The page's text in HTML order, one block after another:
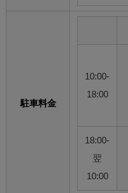
駐車料金
10:00-
18:00
18:00-
翌
10:00